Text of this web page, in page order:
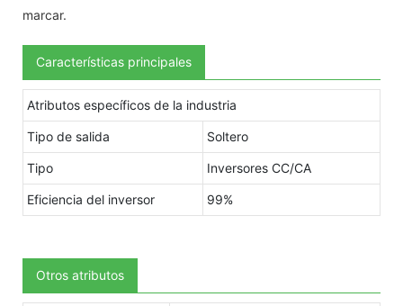
marcar.
Características principales
Atributos específicos de la industria
Tipo de salida Soltero
Tipo Inversores CC/CA
Eficiencia del inversor 99%
Otros atributos